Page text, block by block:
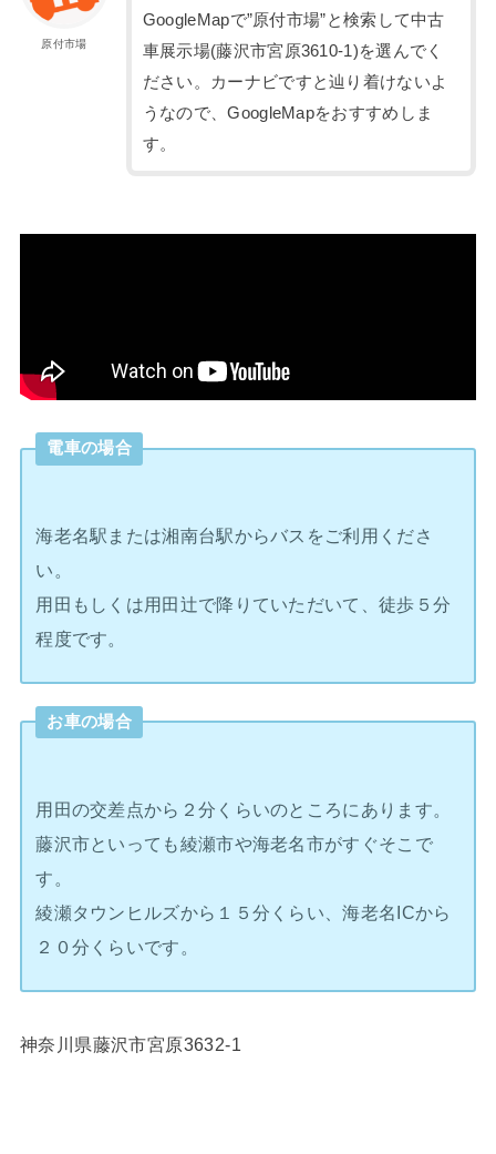
原付市場
GoogleMapで”原付市場”と検索して中古
車展示場(藤沢市宮原3610-1)を選んでく
ださい。カーナビですと辿り着けないよ
うなので、GoogleMapをおすすめしま
す。
電車の場合
海老名駅または湘南台駅からバスをご利用くださ
い。
用田もしくは用田辻で降りていただいて、徒歩５分
程度です。
お車の場合
用田の交差点から２分くらいのところにあります。
藤沢市といっても綾瀬市や海老名市がすぐそこで
す。
綾瀬タウンヒルズから１５分くらい、海老名ICから
２０分くらいです。
神奈川県藤沢市宮原3632-1